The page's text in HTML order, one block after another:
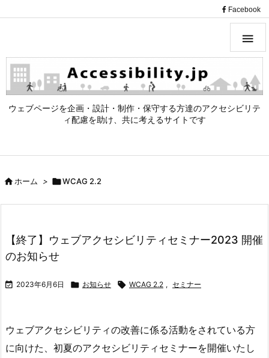
Facebook
ウェブページを企画・設計・制作・保守する方達のアクセシビリテ
ィ配慮を助け、共に考えるサイトです

ホーム > WCAG 2.2
【終了】ウェブアクセシビリティセミナー2023 開催
のお知らせ
 2023年6月6日  お知らせ  WCAG 2.2 , セミナー
ウェブアクセシビリティの改善に係る活動をされている方
に向けた、初夏のアクセシビリティセミナーを開催いたし